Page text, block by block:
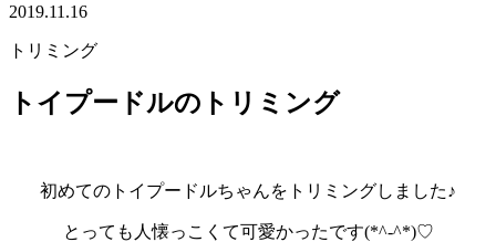
2019.11.16
トリミング
トイプードルのトリミング
初めてのトイプードルちゃんをトリミングしました♪
とっても人懐っこくて可愛かったです(*^-^*)♡